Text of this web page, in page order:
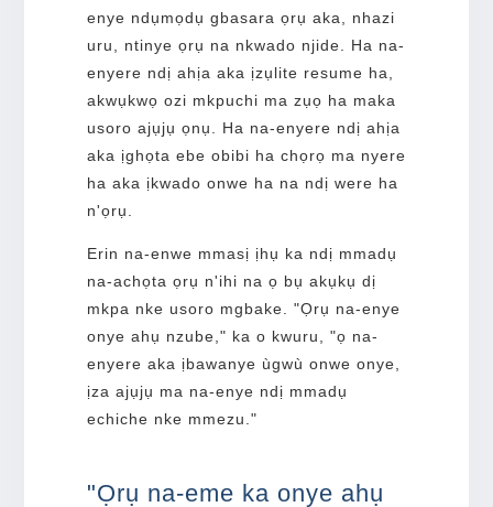
enye ndụmọdụ gbasara ọrụ aka, nhazi
uru, ntinye ọrụ na nkwado njide. Ha na-
enyere ndị ahịa aka ịzụlite resume ha,
akwụkwọ ozi mkpuchi ma zụọ ha maka
usoro ajụjụ ọnụ. Ha na-enyere ndị ahịa
aka ịghọta ebe obibi ha chọrọ ma nyere
ha aka ịkwado onwe ha na ndị were ha
n'ọrụ.
Erin na-enwe mmasị ịhụ ka ndị mmadụ
na-achọta ọrụ n'ihi na ọ bụ akụkụ dị
mkpa nke usoro mgbake. "Ọrụ na-enye
onye ahụ nzube," ka o kwuru, "ọ na-
enyere aka ịbawanye ùgwù onwe onye,
ịza ajụjụ ma na-enye ndị mmadụ
echiche nke mmezu."
"Ọrụ na-eme ka onye ahụ